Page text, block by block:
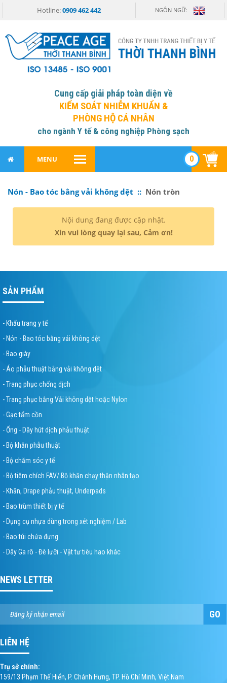
Hotline:0909 462 442 NGÔN NGỮ:
Cung cấp giải pháp toàn diện về
KIỂM SOÁT NHIỄM KHUẨN &
PHÒNG HỘ CÁ NHÂN
cho ngành Y tế & công nghiệp Phòng sạch
MENU 0
Nón - Bao tóc bằng vải không dệt :: Nón tròn
Nội dung đang được cập nhật.
Xin vui lòng quay lại sau, Cảm ơn!
SẢN PHẨM
- Khẩu trang y tế
- Nón - Bao tóc bằng vải không dệt
- Bao giày
- Áo phẫu thuật bằng vải không dệt
- Trang phục chống dịch
- Trang phục bằng Vải không dệt hoặc Nylon
- Gạc tẩm cồn
- Ống - Dây hút dịch phẫu thuật
- Bộ khăn phẫu thuật
- Bộ chăm sóc y tế
- Bộ tiêm chích FAV/ Bộ khăn chạy thận nhân tạo
- Khăn, Drape phẫu thuật, Underpads
- Bao trùm thiết bị y tế
- Dụng cụ nhựa dùng trong xét nghiệm / Lab
- Bao túi chứa đựng
- Dây Ga rô - Đè lưỡi - Vật tư tiêu hao khác
NEWS LETTER
GO
LIÊN HỆ
Trụ sở chính:
159/13 Phạm Thế Hiển, P. Chánh Hưng, TP. Hồ Chí Minh, Việt Nam